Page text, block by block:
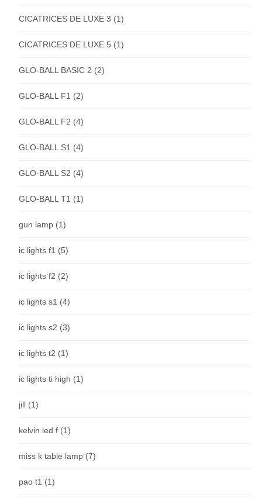
CICATRICES DE LUXE 3 (1)
CICATRICES DE LUXE 5 (1)
GLO-BALL BASIC 2 (2)
GLO-BALL F1 (2)
GLO-BALL F2 (4)
GLO-BALL S1 (4)
GLO-BALL S2 (4)
GLO-BALL T1 (1)
gun lamp (1)
ic lights f1 (5)
ic lights f2 (2)
ic lights s1 (4)
ic lights s2 (3)
ic lights t2 (1)
ic lights ti high (1)
jill (1)
kelvin led f (1)
miss k table lamp (7)
pao t1 (1)